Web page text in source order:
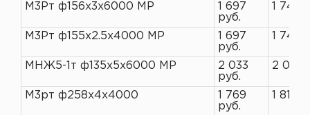
М3Рт ф156х3х6000 МР
1 697
руб.
1 745
М3Рт ф155х2.5х4000 МР
1 697
руб.
1 745
МНЖ5-1т ф135х5х6000 МР
2 033
руб.
2 090
М3рт ф258х4х4000
1 769
руб.
1 819